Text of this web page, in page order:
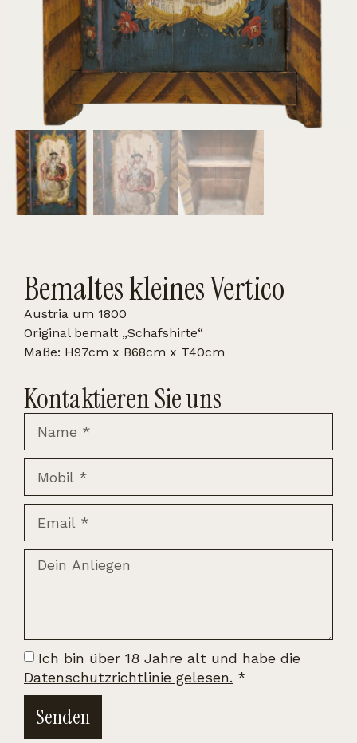
Bemaltes kleines Vertico
Austria um 1800
Original bemalt „Schafshirte“
Maße: H97cm x B68cm x T40cm
Kontaktieren Sie uns
Ich bin über 18 Jahre alt und habe die
Datenschutzrichtlinie gelesen. *
Senden